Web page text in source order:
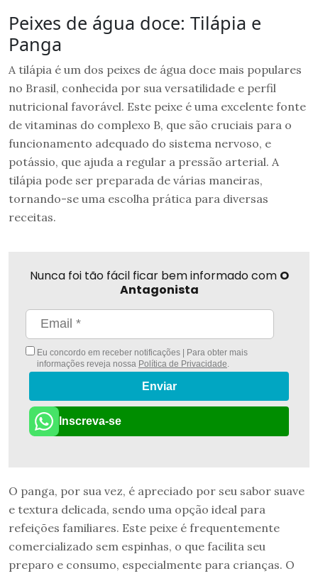
Peixes de água doce: Tilápia e
Panga
A tilápia é um dos peixes de água doce mais populares
no Brasil, conhecida por sua versatilidade e perfil
nutricional favorável. Este peixe é uma excelente fonte
de vitaminas do complexo B, que são cruciais para o
funcionamento adequado do sistema nervoso, e
potássio, que ajuda a regular a pressão arterial. A
tilápia pode ser preparada de várias maneiras,
tornando-se uma escolha prática para diversas
receitas.
Nunca foi tão fácil ficar bem informado com O
Antagonista
Eu concordo em receber notificações | Para obter mais
informações reveja nossa Política de Privacidade
Enviar
Inscreva-se
O panga, por sua vez, é apreciado por seu sabor suave
e textura delicada, sendo uma opção ideal para
refeições familiares. Este peixe é frequentemente
comercializado sem espinhas, o que facilita seu
preparo e consumo, especialmente para crianças. O